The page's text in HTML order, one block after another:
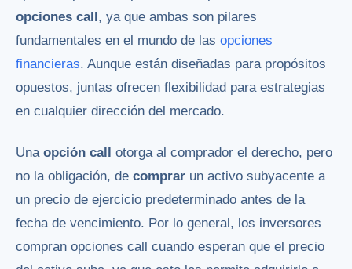
opciones call, ya que ambas son pilares
fundamentales en el mundo de las opciones
financieras. Aunque están diseñadas para propósitos
opuestos, juntas ofrecen flexibilidad para estrategias
en cualquier dirección del mercado.
Una opción call otorga al comprador el derecho, pero
no la obligación, de comprar un activo subyacente a
un precio de ejercicio predeterminado antes de la
fecha de vencimiento. Por lo general, los inversores
compran opciones call cuando esperan que el precio